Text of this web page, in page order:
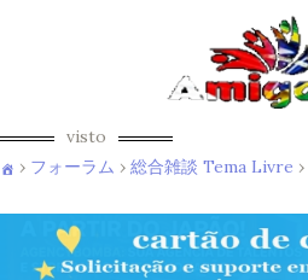
visto
› フォーラム › 総合雑談 Tema Livre ›